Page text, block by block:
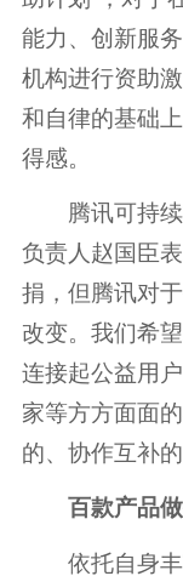
能力、创新服
机构进行资助
和自律的基础
得感。
腾讯可持续
负责人赵国臣
捐，但腾讯对
改变。我们希
连接起公益用
家等方方面面
的、协作互补
百款产品
依托自身丰